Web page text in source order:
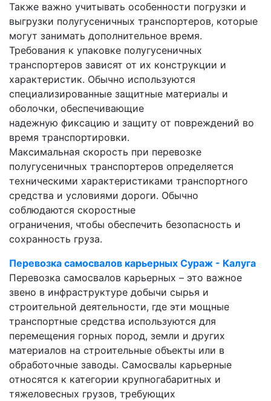
Также важно учитывать особенности погрузки и
выгрузки полугусеничных транспортеров, которые
могут занимать дополнительное время.
Требования к упаковке полугусеничных
транспортеров зависят от их конструкции и
характеристик. Обычно используются
специализированные защитные материалы и
оболочки, обеспечивающие
надежную фиксацию и защиту от повреждений во
время транспортировки.
Максимальная скорость при перевозке
полугусеничных транспортеров определяется
техническими характеристиками транспортного
средства и условиями дороги. Обычно
соблюдаются скоростные
ограничения, чтобы обеспечить безопасность и
сохранность груза.
Перевозка самосвалов карьерных Сураж - Калуга
Перевозка самосвалов карьерных – это важное
звено в инфраструктуре добычи сырья и
строительной деятельности, где эти мощные
транспортные средства используются для
перемещения горных пород, земли и других
материалов на строительные объекты или в
обработочные заводы. Самосвалы карьерные
относятся к категории крупногабаритных и
тяжеловесных грузов, требующих